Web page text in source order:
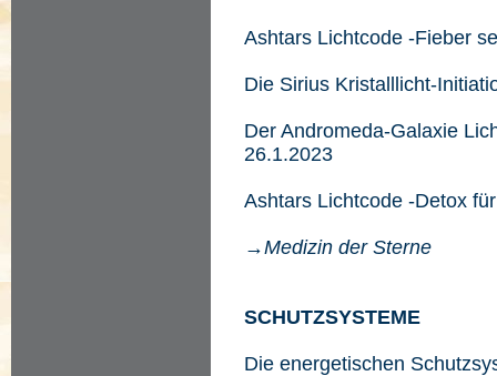
Ashtars Lichtcode -Fieber
Die Sirius Kristalllicht-
Der Andromeda-Galaxie
26.1.2023
Ashtars Lichtcode -Detox
→Medizin der Sterne
SCHUTZSYSTEME
Die energetischen